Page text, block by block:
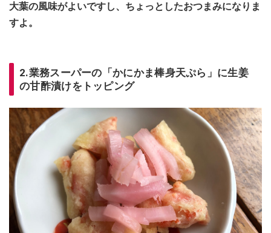
大葉の風味がよいですし、ちょっとしたおつまみになりま
すよ。
2.業務スーパーの「かにかま棒身天ぷら」に生姜
の甘酢漬けをトッピング